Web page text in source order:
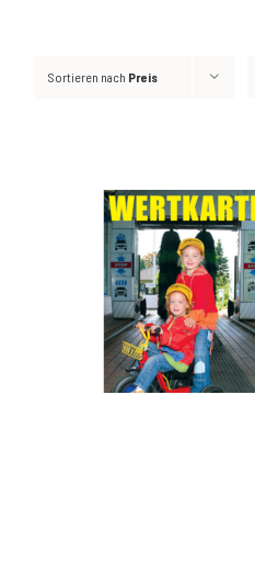
Sortieren nach Preis
AUSFÜHRUNG WÄHLEN /